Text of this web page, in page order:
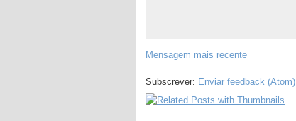
Mensagem mais recente
Subscrever: Enviar feedback (Atom)